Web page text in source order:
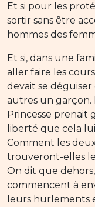
Et si pour les
sortir sans être
hommes des
Et si, dans une
aller faire les
devait se
autres un garçon.
Princesse prenait
liberté que cela
Comment les
trouveront-elles
On dit que
commencent à
leurs hurlements